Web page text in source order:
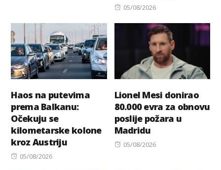
Posted
05/08/2026
Haos na putevima
prema Balkanu:
Očekuju se
kilometarske kolone
kroz Austriju
Posted
05/08/2026
Lionel Mesi donirao
80.000 evra za obnovu
poslije požara u
Madridu
Posted
05/08/2026